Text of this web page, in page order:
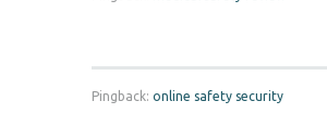
Pingback: online safety security